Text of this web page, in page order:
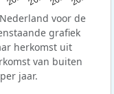
voor de
grafiek
herkomst uit
van buiten
jaar.